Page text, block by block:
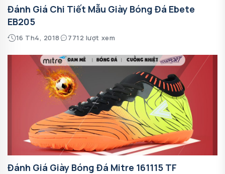
Đánh Giá Chi Tiết Mẫu Giày Bóng Đá Ebete
EB205
16 Th4, 2018 7712 lượt xem
Đánh Giá Giày Bóng Đá Mitre 161115 TF